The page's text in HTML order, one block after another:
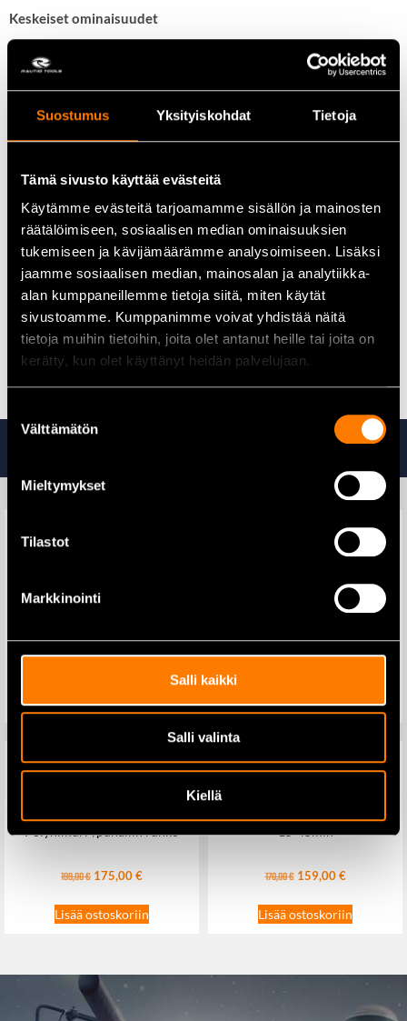
Suostumus Yksityiskohdat Tietoja
Tämä sivusto käyttää evästeitä
Käytämme evästeitä tarjoamamme sisällön ja mainosten
räätälöimiseen, sosiaalisen median ominaisuuksien
tukemiseen ja kävijämäärämme analysoimiseen. Lisäksi
jaamme sosiaalisen median, mainosalan ja analytiikka-
alan kumppaneillemme tietoja siitä, miten käytät
sivustoamme. Kumppanimme voivat yhdistää näitä
tietoja muihin tietoihin, joita olet antanut heille tai joita on
kerätty, kun olet käyttänyt heidän palvelujaan.
valinta
Välttämätön
Mieltymykset
Tilastot
Markkinointi
Salli kaikki
Salli valinta
Kiellä
Keskeiset ominaisuudet
Nostokorkeus:
Ketjun halkaisija:8 mm
Minimikorkeus:
414 mm
Tekniset tiedot
Tuotenumero:TB1002
Pakkauksen mitat:29 cm (pituus) x 22,5 cm (leveys) x 22
cm (korkeus)
Bruttopaino:18,8 kg
EAN-koodi:6418914947399
Kaikki nostotaljat löydät täältä
Makita DFN350Z
Lisää ostoskoriin
Makita DCG180ZB
Silikonipuristin 18V runko
309,00€259,00€
Makita DAS180Z
Pölynimuri-/puhallin runko
199,00€ 175,00€
Lisää ostoskoriin
Makita DC18RD Laturi 2x18V
15-45min
170,00€ 159,00€
Lisää ostoskoriin